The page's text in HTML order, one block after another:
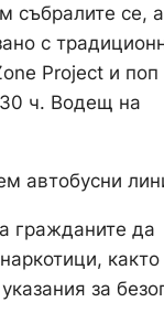
събралите се, а
с
Project и поп
ч. Водещ на
автобусни
гражданите да
за